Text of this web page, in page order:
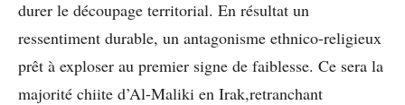
durer le découpage territorial. En résultat un
ressentiment durable, un antagonisme ethnico-religieux
prêt à exploser au premier signe de faiblesse. Ce sera la
majorité chiite d’Al-Maliki en Irak,retranchant